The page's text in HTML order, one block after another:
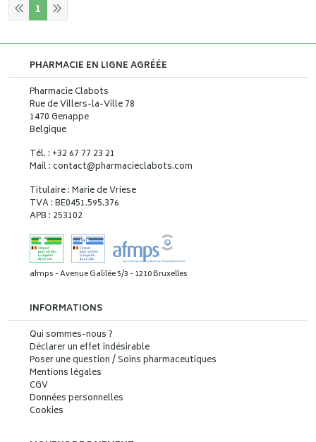
1
PHARMACIE EN LIGNE AGRÉÉE
Pharmacie Clabots
Rue de Villers-la-Ville 78
1470 Genappe
Belgique
Tél. : +32 67 77 23 21
Mail : contact@pharmacieclabots.com
Titulaire : Marie de Vriese
TVA : BE0451.595.376
APB : 253102
afmps - Avenue Galilée 5/3 - 1210 Bruxelles
INFORMATIONS
Qui sommes-nous ?
Déclarer un effet indésirable
Poser une question / Soins pharmaceutiques
Mentions légales
CGV
Données personnelles
Cookies